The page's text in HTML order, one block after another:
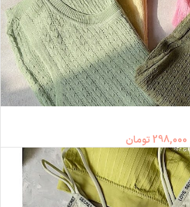
298,000 تومان